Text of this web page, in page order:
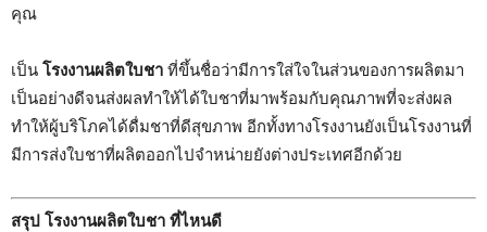
คุณ
เป็น โรงงานผลิตใบชา ที่ขึ้นชื่อว่ามีการใส่ใจในส่วนของการผลิตมา
เป็นอย่างดีจนส่งผลทำให้ได้ใบชาที่มาพร้อมกับคุณภาพที่จะส่งผล
ทำให้ผู้บริโภคได้ดื่มชาที่ดีสุขภาพ อีกทั้งทางโรงงานยังเป็นโรงงานที่
มีการส่งใบชาที่ผลิตออกไปจำหน่ายยังต่างประเทศอีกด้วย
สรุป โรงงานผลิตใบชา ที่ไหนดี